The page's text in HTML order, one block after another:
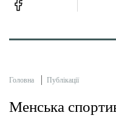
Головна Публікації
Менська